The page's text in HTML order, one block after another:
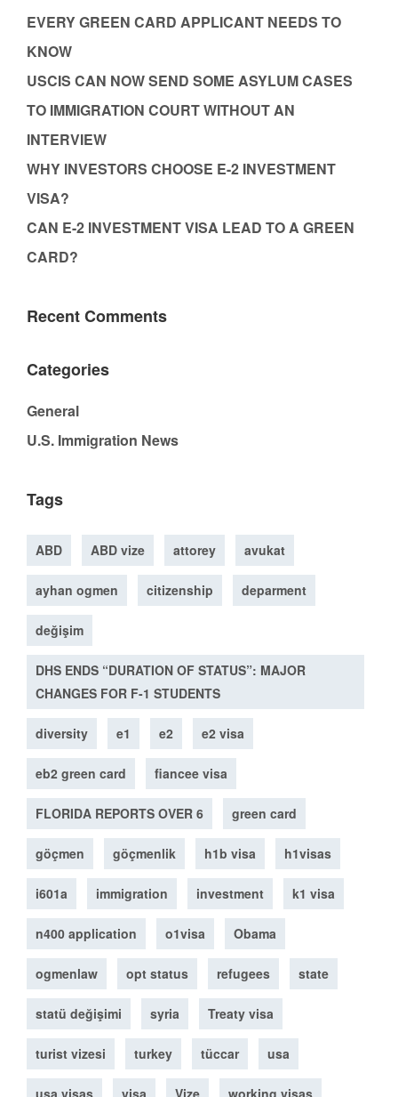
EVERY GREEN CARD APPLICANT NEEDS TO
KNOW
USCIS CAN NOW SEND SOME ASYLUM CASES
TO IMMIGRATION COURT WITHOUT AN
INTERVIEW
WHY INVESTORS CHOOSE E-2 INVESTMENT
VISA?
CAN E-2 INVESTMENT VISA LEAD TO A GREEN
CARD?
Recent Comments
Categories
General
U.S. Immigration News
Tags
ABD ABD vize attorey avukat
ayhan ogmen citizenship deparment
değişim
DHS ENDS “DURATION OF STATUS”: MAJOR
CHANGES FOR F-1 STUDENTS
diversity e1 e2 e2 visa
eb2 green card fiancee visa
FLORIDA REPORTS OVER 6 green card
göçmen göçmenlik h1b visa h1visas
i601a immigration investment k1 visa
n400 application o1visa Obama
ogmenlaw opt status refugees state
statü değişimi syria Treaty visa
turist vizesi turkey tüccar usa
usa visas visa Vize working visas